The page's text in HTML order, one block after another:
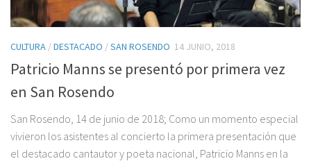
CULTURA /DESTACADO /SAN ROSENDO 14 JUNIO, 2018
Patricio Manns se presentó por primera vez
en San Rosendo
San Rosendo, 14 de junio de 2018; Como un momento especial
vivieron los asistentes al concierto la primera presentación que
el destacado cantautor y poeta nacional, Patricio Manns en la